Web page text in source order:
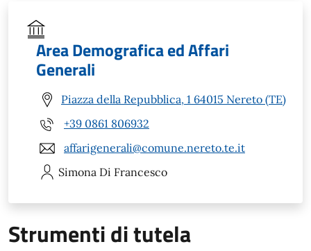
Area Demografica ed Affari
Generali
Piazza della Repubblica, 1 64015 Nereto (TE)
+39 0861 806932
affarigenerali@comune.nereto.te.it
Simona Di Francesco
Strumenti di tutela